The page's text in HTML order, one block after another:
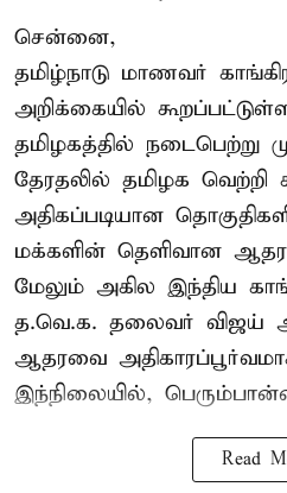
சென்னை,
தமிழ்நாடு மாணவர்
அறிக்கையில்
தமிழகத்தில் நடைபெற்று
தேரதலில் தமிழக
அதிகப்படியான
மக்களின் தெளிவான
மேலும் அகில இந்திய
த.வெ.க. தலைவர் விஜய்
ஆதரவை
இந்நிலையில்,
Read